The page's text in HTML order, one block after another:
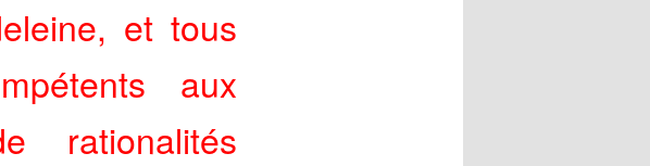
et tous
aux
rationalités